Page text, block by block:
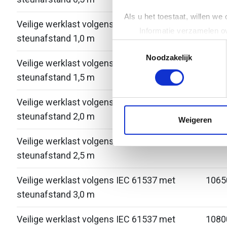
Als u het toestaat, willen we
Informatie verzamelen
Uw apparaat
Lees meer over hoe uw
toestemming op elk
websiteverkeer te
media, adverteren en
Noodzakelijk
Weigeren
Veilige werklast volgens IEC 61537 met
steunafstand 1,0 m
Veilige werklast volgens IEC 61537 met
steunafstand 1,5 m
Veilige werklast volgens IEC 61537 met
steunafstand 2,0 m
Veilige werklast volgens IEC 61537 met
steunafstand 2,5 m
Veilige werklast volgens IEC 61537 met
steunafstand 3,0 m
Veilige werklast volgens IEC 61537 met